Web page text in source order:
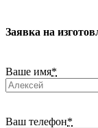
Заявка на
Ваше имя*
Ваш телефон*